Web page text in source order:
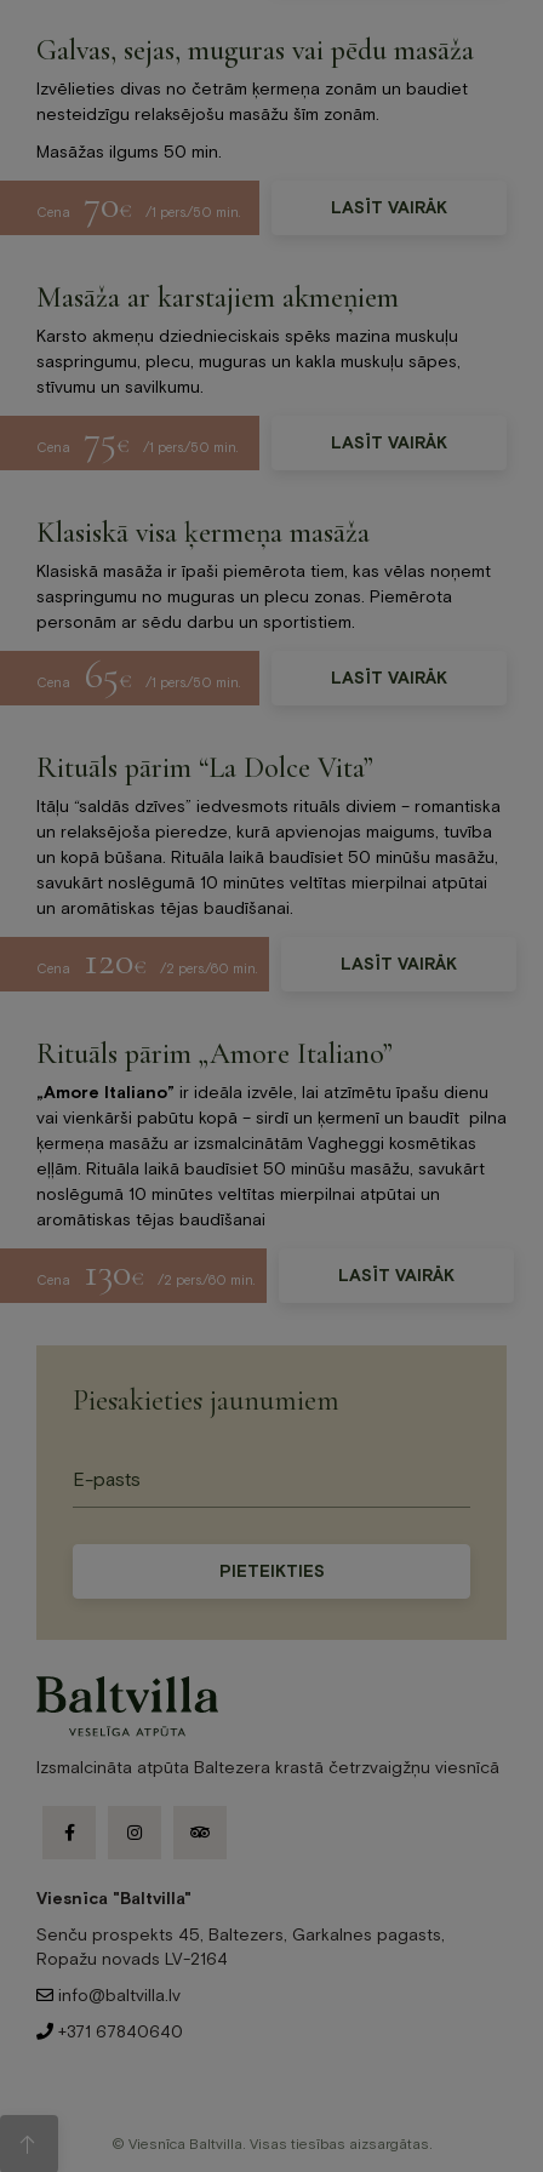
Galvas, sejas, muguras vai pēdu masāža
Izvēlieties divas no četrām ķermeņa zonām un baudiet
nesteidzīgu relaksējošu masāžu šīm zonām.
Masāžas ilgums 50 min.
LASĪT VAIRĀK
Cena 70€ /1 pers./50 min.
Masāža ar karstajiem akmeņiem
Karsto akmeņu dziednieciskais spēks mazina muskuļu
saspringumu, plecu, muguras un kakla muskuļu sāpes,
stīvumu un savilkumu.
LASĪT VAIRĀK
Cena 75€ /1 pers./50 min.
Klasiskā visa ķermeņa masāža
Klasiskā masāža ir īpaši piemērota tiem, kas vēlas noņemt
saspringumu no muguras un plecu zonas. Piemērota
personām ar sēdu darbu un sportistiem.
LASĪT VAIRĀK
Cena 65€ /1 pers./50 min.
Rituāls pārim “La Dolce Vita”
Itāļu “saldās dzīves” iedvesmots rituāls diviem – romantiska
un relaksējoša pieredze, kurā apvienojas maigums, tuvība
un kopā būšana. Rituāla laikā baudīsiet 50 minūšu masāžu,
savukārt noslēgumā 10 minūtes veltītas mierpilnai atpūtai
un aromātiskas tējas baudīšanai.
LASĪT VAIRĀK
Cena 120€ /2 pers./60 min.
Rituāls pārim „Amore Italiano”
„Amore Italiano” ir ideāla izvēle, lai atzīmētu īpašu dienu
vai vienkārši pabūtu kopā – sirdī un ķermenī un baudīt pilna
ķermeņa masāžu ar izsmalcinātām Vagheggi kosmētikas
eļļām. Rituāla laikā baudīsiet 50 minūšu masāžu, savukārt
noslēgumā 10 minūtes veltītas mierpilnai atpūtai un
aromātiskas tējas baudīšanai
LASĪT VAIRĀK
Cena 130€ /2 pers./60 min.
Piesakieties jaunumiem
Izsmalcināta atpūta Baltezera krastā četrzvaigžņu viesnīcā
facebook-instagramtripadvisor
Viesnīca "Baltvilla"
Senču prospekts 45, Baltezers, Garkalnes pagasts,
Ropažu novads LV-2164
info@baltvilla.lv
+371 67840640
© Viesnīca Baltvilla. Visas tiesības aizsargātas.